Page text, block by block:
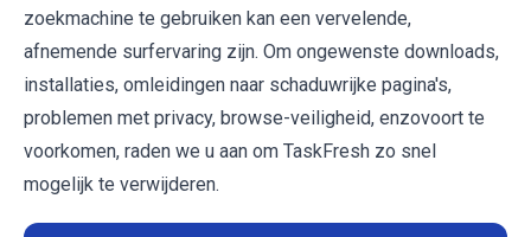
zoekmachine te gebruiken kan een vervelende,
afnemende surfervaring zijn. Om ongewenste downloads,
installaties, omleidingen naar schaduwrijke pagina's,
problemen met privacy, browse-veiligheid, enzovoort te
voorkomen, raden we u aan om TaskFresh zo snel
mogelijk te verwijderen.